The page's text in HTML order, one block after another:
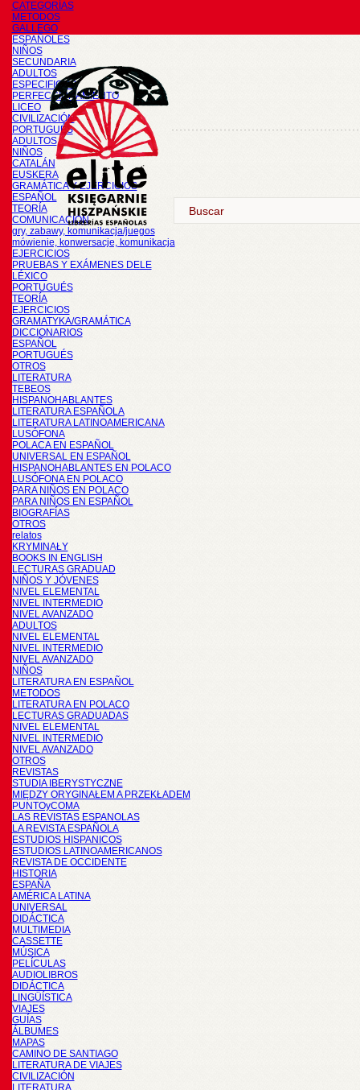
CATEGORÍAS
METODOS
GALLEGO
ESPAÑOLES
NIÑOS
SECUNDARIA
ADULTOS
ESPECIFICOS
PERFECCIONAMIENTO
LICEO
CIVILIZACIÓN
PORTUGUÉS
ADULTOS
NIÑOS
CATALÁN
EUSKERA
GRAMÁTICA Y EJERCICIOS
ESPAÑOL
TEORÍA
COMUNICACIÓN
gry, zabawy, komunikacja/juegos
mówienie, konwersacje, komunikacja
EJERCICIOS
PRUEBAS Y EXÁMENES DELE
LÉXICO
PORTUGUÉS
TEORÍA
EJERCICIOS
GRAMATYKA/GRAMÁTICA
DICCIONARIOS
ESPAÑOL
PORTUGUÉS
OTROS
LITERATURA
TEBEOS
HISPANOHABLANTES
LITERATURA ESPAÑOLA
LITERATURA LATINOAMERICANA
LUSÓFONA
POLACA EN ESPAÑOL
UNIVERSAL EN ESPAÑOL
HISPANOHABLANTES EN POLACO
LUSÓFONA EN POLACO
PARA NIÑOS EN POLACO
PARA NIÑOS EN ESPAÑOL
BIOGRAFÍAS
OTROS
relatos
KRYMINAŁY
BOOKS IN ENGLISH
LECTURAS GRADUAD
NIÑOS Y JÓVENES
NIVEL ELEMENTAL
NIVEL INTERMEDIO
NIVEL AVANZADO
ADULTOS
NIVEL ELEMENTAL
NIVEL INTERMEDIO
NIVEL AVANZADO
NIÑOS
LITERATURA EN ESPAÑOL
METODOS
LITERATURA EN POLACO
LECTURAS GRADUADAS
NIVEL ELEMENTAL
NIVEL INTERMEDIO
NIVEL AVANZADO
OTROS
REVISTAS
STUDIA IBERYSTYCZNE
MIĘDZY ORYGINAŁEM A PRZEKŁADEM
PUNTOyCOMA
LAS REVISTAS ESPANOLAS
LA REVISTA ESPAÑOLA
ESTUDIOS HISPANICOS
ESTUDIOS LATINOAMERICANOS
REVISTA DE OCCIDENTE
HISTORIA
ESPAÑA
AMÉRICA LATINA
UNIVERSAL
DIDÁCTICA
MULTIMEDIA
CASSETTE
MÚSICA
PELÍCULAS
AUDIOLIBROS
DIDÁCTICA
LINGÜÍSTICA
VIAJES
GUÍAS
ÁLBUMES
MAPAS
CAMINO DE SANTIAGO
LITERATURA DE VIAJES
CIVILIZACIÓN
LITERATURA